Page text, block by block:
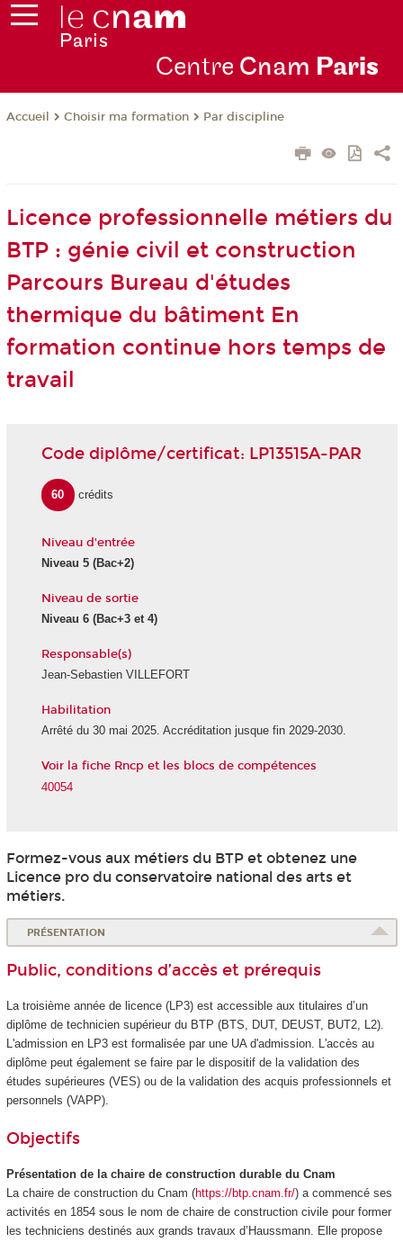
Centre Cnam Paris
Accueil Choisir ma formation Par discipline
Licence professionnelle métiers du
BTP : génie civil et construction
Parcours Bureau d'études
thermique du bâtiment En
formation continue hors temps de
travail
Code diplôme/certificat: LP13515A-PAR
60 crédits
Niveau d'entrée
Niveau 5(Bac+2)
Niveau de sortie
Niveau 6(Bac+3 et 4)
Responsable(s)
Jean-Sebastien VILLEFORT
Habilitation
Arrêté du 30 mai 2025. Accréditation jusque fin 2029-2030.
Voir la fiche Rncp et les blocs de compétences
40054
Formez-vous aux métiers du BTP et obtenez une
Licence pro du conservatoire national des arts et
métiers.
PRÉSENTATION
Public, conditions d’accès et prérequis
La troisième année de licence (LP3) est accessible aux titulaires d’un
diplôme de technicien supérieur du BTP (BTS, DUT, DEUST, BUT2, L2).
L'admission en LP3 est formalisée par une UAd'admission. L'accès au
diplôme peut également se faire par le dispositif de la validation des
études supérieures (VES) ou de la validation des acquis professionnels et
personnels (VAPP).
Objectifs
Présentation de la chaire de construction durable du Cnam
La chaire de construction du Cnam (https://btp.cnam.fr/) a commencé ses
activités en 1854 sous le nom de chaire de construction civile pour former
les techniciens destinés aux grands travaux d’Haussmann. Elle propose